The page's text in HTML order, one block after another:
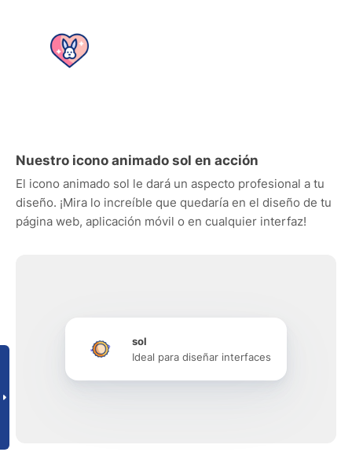
Nuestro icono animado sol en acción
El icono animado sol le dará un aspecto profesional a tu
diseño. ¡Mira lo increíble que quedaría en el diseño de tu
página web, aplicación móvil o en cualquier interfaz!
sol
Ideal para diseñar interfaces